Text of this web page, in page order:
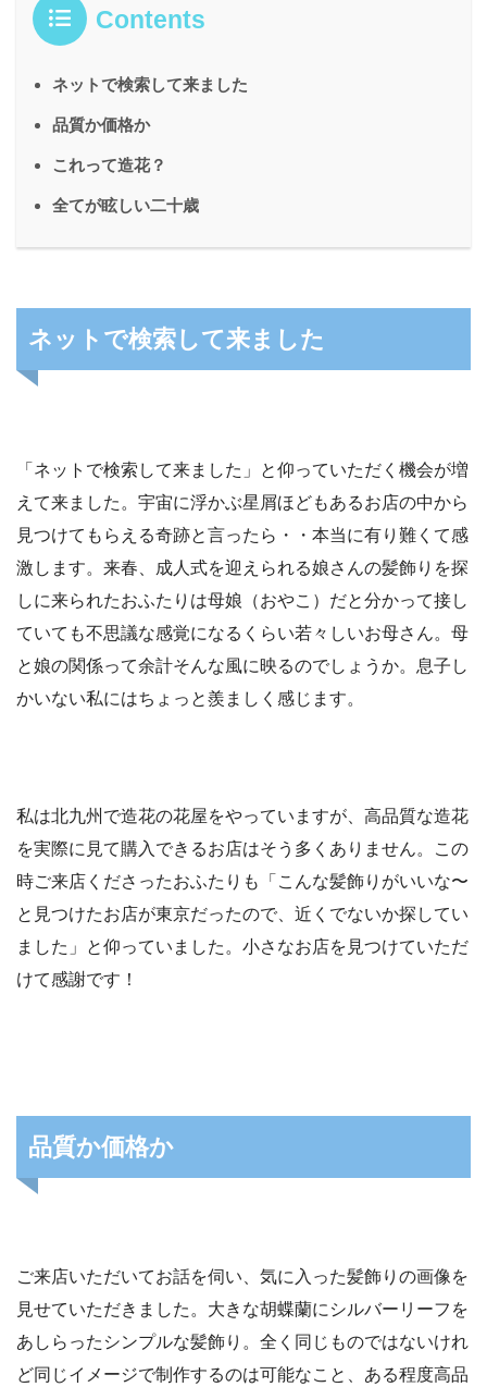
Contents
ネットで検索して来ました
品質か価格か
これって造花？
全てが眩しい二十歳
ネットで検索して来ました
「ネットで検索して来ました」と仰っていただく機会が増
えて来ました。宇宙に浮かぶ星屑ほどもあるお店の中から
見つけてもらえる奇跡と言ったら・・本当に有り難くて感
激します。来春、成人式を迎えられる娘さんの髪飾りを探
しに来られたおふたりは母娘（おやこ）だと分かって接し
ていても不思議な感覚になるくらい若々しいお母さん。母
と娘の関係って余計そんな風に映るのでしょうか。息子し
かいない私にはちょっと羨ましく感じます。
私は北九州で造花の花屋をやっていますが、高品質な造花
を実際に見て購入できるお店はそう多くありません。この
時ご来店くださったおふたりも「こんな髪飾りがいいな〜
と見つけたお店が東京だったので、近くでないか探してい
ました」と仰っていました。小さなお店を見つけていただ
けて感謝です！
品質か価格か
ご来店いただいてお話を伺い、気に入った髪飾りの画像を
見せていただきました。大きな胡蝶蘭にシルバーリーフを
あしらったシンプルな髪飾り。全く同じものではないけれ
ど同じイメージで制作するのは可能なこと、ある程度高品